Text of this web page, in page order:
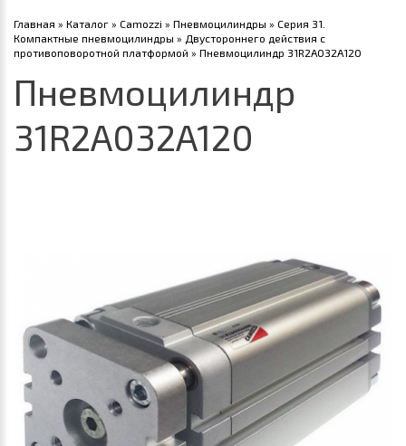
Главная » Каталог » Camozzi » Пневмоцилиндры » Серия 31.
Компактные пневмоцилиндры » Двустороннего действия с
противоповоротной платформой » Пневмоцилиндр 31R2A032A120
Пневмоцилиндр
31R2A032A120